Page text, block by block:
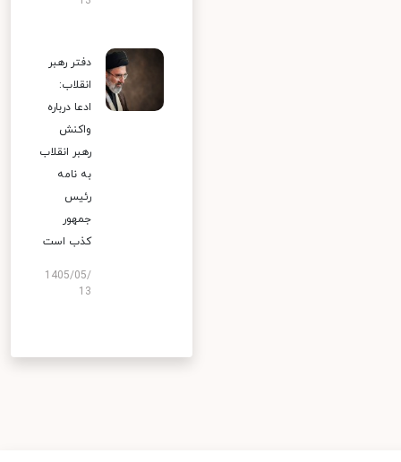
دفتر رهبر
انقلاب:
ادعا درباره
واکنش
رهبر انقلاب
به نامه
رئیس
جمهور
کذب است
1405/05/
13